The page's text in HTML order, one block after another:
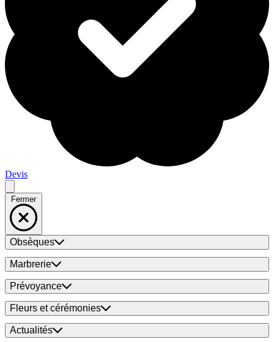
Devis
Fermer
Obsèques
Marbrerie
Prévoyance
Fleurs et cérémonies
Actualités